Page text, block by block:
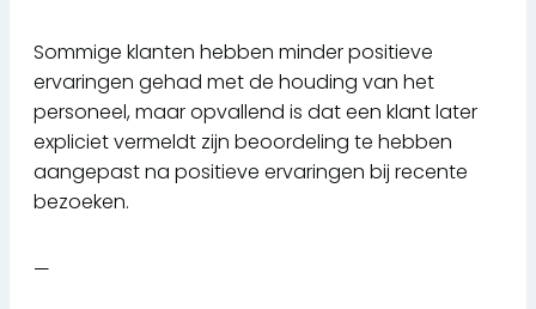
Sommige klanten hebben minder positieve
ervaringen gehad met de houding van het
personeel, maar opvallend is dat een klant later
expliciet vermeldt zijn beoordeling te hebben
aangepast na positieve ervaringen bij recente
bezoeken.
—